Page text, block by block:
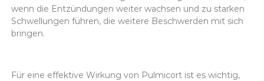
wenn die Entzündungen weiter wachsen und zu starken
Schwellungen führen, die weitere Beschwerden mit sich
bringen.
Für eine effektive Wirkung von Pulmicort ist es wichtig,